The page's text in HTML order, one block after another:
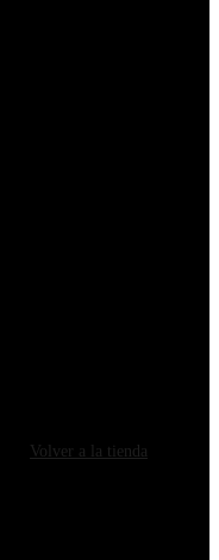
Volver a la tienda